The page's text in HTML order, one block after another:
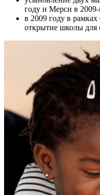
году и Мерси в
в 2009 году в рамках
открытие школы для